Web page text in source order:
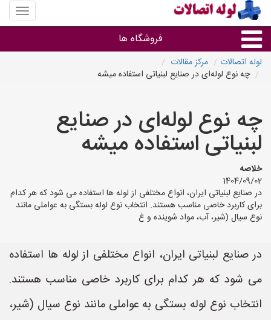
منوی
سایت
فروشگاه ها
لوله و اتصالات
سایر گروه ها
فروشگاه های لوله و اتصالات
لوله اتصالات
مرکز مقالات
چه نوع لوله‌ای در صنایع لبنیاتی استفاده میشه
چه نوع لوله‌ای در صنایع
لبنیاتی استفاده میشه
خلاصه
1404/09/02
در صنایع لبنیاتی ایران، انواع مختلفی از لوله ها استفاده می شود که هر کدام
برای کاربرد خاصی مناسب هستند. انتخاب نوع لوله بستگی به عواملی مانند
نوع سیال (شیر، آب، مواد شوینده و غ
در صنایع لبنیاتی ایران، انواع مختلفی از لوله ها استفاده
می شود که هر کدام برای کاربرد خاصی مناسب هستند.
انتخاب نوع لوله بستگی به عواملی مانند نوع سیال (شیر،